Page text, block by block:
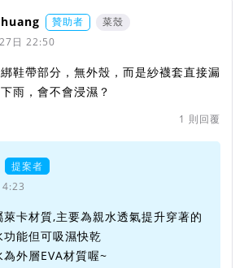
贊助者
菜殼
日 22:50
鞋帶部分，無外殼，而是紗襪套直接漏
雨，會不會浸濕？
1 則回覆
提案者
卡材質,主要為親水透氣提升穿著的
能但可吸濕快乾
外層EVA材質喔~